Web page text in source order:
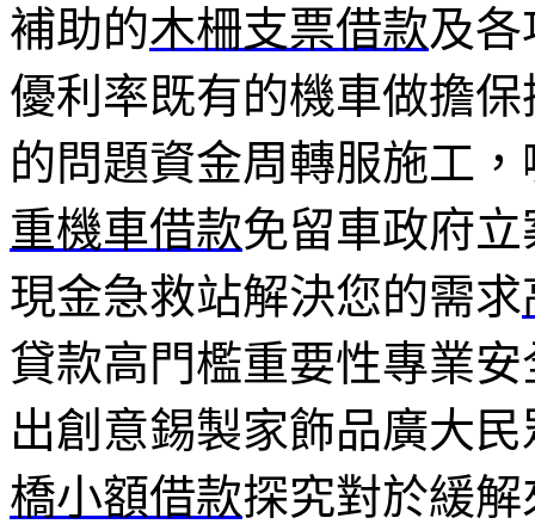
補助的木柵支票借款及
優利率既有的機車做擔保
的問題資金周轉服施工
重機車借款免留車政府
現金急救站解決您的需求
貸款高門檻重要性專業
出創意錫製家飾品廣大
橋小額借款探究對於緩